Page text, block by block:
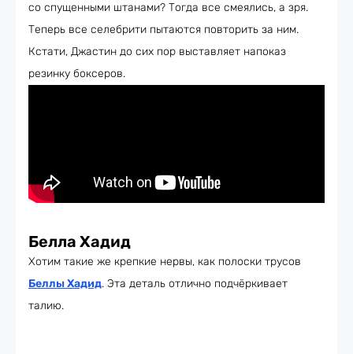
со спущенными штанами? Тогда все смеялись, а зря.
Теперь все селебрити пытаются повторить за ним.
Кстати, Джастин до сих пор выставляет напоказ
резинку боксеров.
Белла Хадид
Хотим такие же крепкие нервы, как полоски трусов
Беллы Хадид. Эта деталь отлично подчёркивает
талию.